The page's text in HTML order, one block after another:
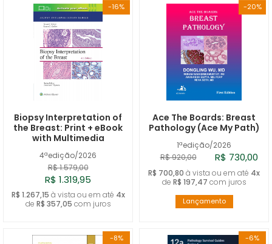
MENOR PREÇO
MAIOR PREÇO
A - Z
-16%
4ªedição/2026
Biopsy Interpretation of
the Breast: Print + eBook
with Multimedia
R$ 1.579,00
R$ 1.319,95
R$ 1.267,15 à vista ou em até 4x
de R$ 357,05 com juros
-20%
1ªedição/2026
Ace The Boards: Breast
Pathology (Ace My Path)
R$ 920,00 R$ 730,00
R$ 700,80 à vista ou em até 4x
de R$ 197,47 com juros
Lançamento
-8% -6%